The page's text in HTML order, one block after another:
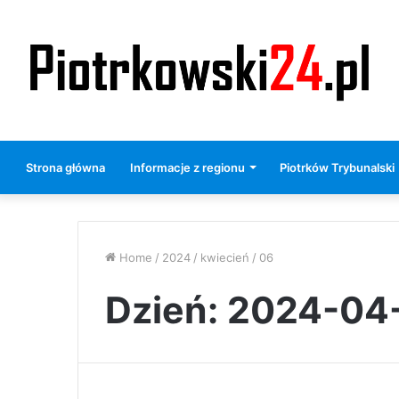
Strona główna Informacje z regionu Piotrków Trybunalski
Home / 2024 / kwiecień / 06
Dzień: 2024-